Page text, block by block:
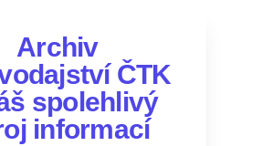
Archiv
ČTK
spolehlivý
informací